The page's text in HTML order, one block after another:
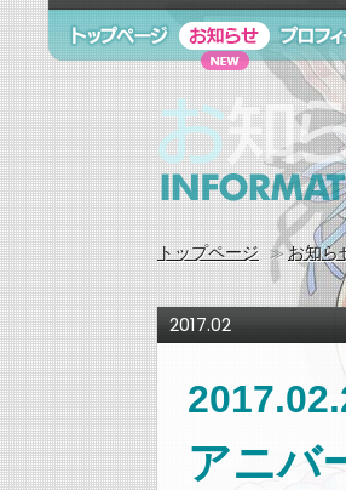
お知らせ information
トップページ
お知ら
2017.02
アニバ
トップページ お知らせ プロフィ